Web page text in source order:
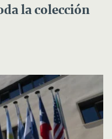
la colección